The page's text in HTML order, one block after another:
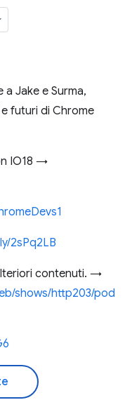
a Jake e Surma,
futuri di Chrome
IO18 →
2sPq2LB
contenuti. →
shows/http203/pod